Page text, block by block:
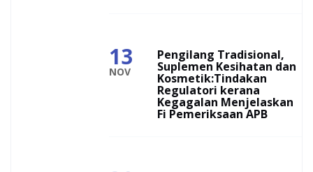
13
NOV
Pengilang Tradisional,
Suplemen Kesihatan dan
Kosmetik:Tindakan
Regulatori kerana
Kegagalan Menjelaskan
Fi Pemeriksaan APB